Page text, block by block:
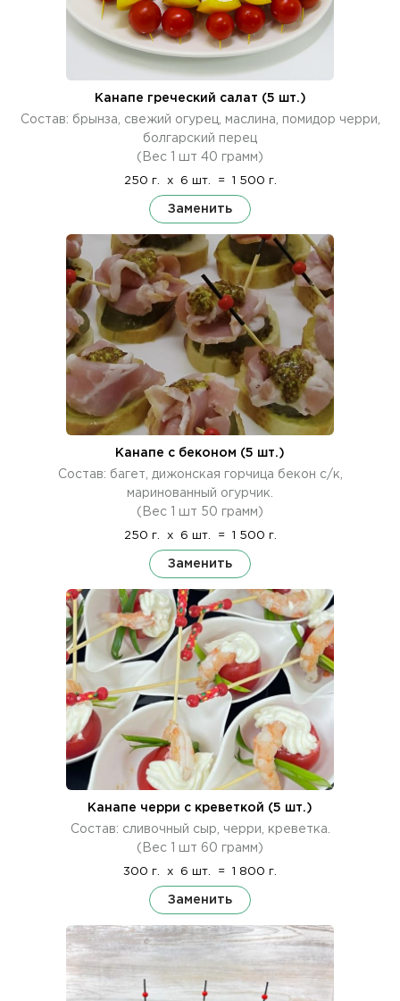
Канапе греческий салат (5 шт.)
Состав: брынза, свежий огурец, маслина, помидор черри,
болгарский перец
(Вес 1 шт 40 грамм)
250 г. x 6 шт. = 1 500 г.
Заменить
Канапе с беконом (5 шт.)
Состав: багет, дижонская горчица бекон с/к,
маринованный огурчик.
(Вес 1 шт 50 грамм)
250 г. x 6 шт. = 1 500 г.
Заменить
Канапе черри с креветкой (5 шт.)
Состав: сливочный сыр, черри, креветка.
(Вес 1 шт 60 грамм)
300 г. x 6 шт. = 1 800 г.
Заменить